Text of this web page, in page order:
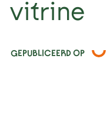
vitrine
GEPUBLICEERD OP